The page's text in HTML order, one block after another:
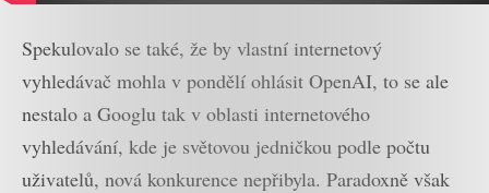
Spekulovalo se také, že by vlastní internetový
vyhledávač mohla v pondělí ohlásit OpenAI, to se ale
nestalo a Googlu tak v oblasti internetového
vyhledávání, kde je světovou jedničkou podle počtu
uživatelů, nová konkurence nepřibyla. Paradoxně však